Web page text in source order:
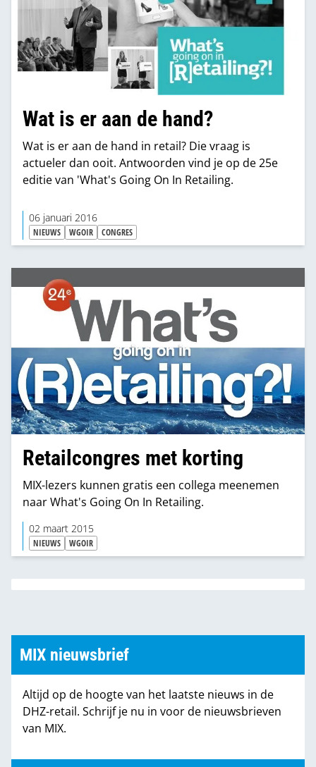
Wat is er aan de hand?
Wat is er aan de hand in retail? Die vraag is
actueler dan ooit. Antwoorden vind je op de 25e
editie van 'What's Going On In Retailing.
06 januari 2016
NIEUWS WGOIR CONGRES
Retailcongres met korting
MIX-lezers kunnen gratis een collega meenemen
naar What's Going On In Retailing.
02 maart 2015
NIEUWS WGOIR
MIX nieuwsbrief
Altijd op de hoogte van het laatste nieuws in de
DHZ-retail. Schrijf je nu in voor de nieuwsbrieven
van MIX.